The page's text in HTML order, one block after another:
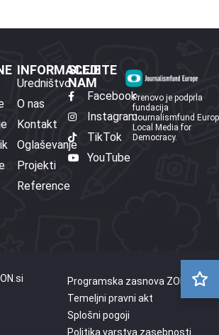
INFORMACIJE
Uredništvo
O nas
Kontakt
Oglaševanje
Projekti
Reference
SLEDITE
NAM
Facebook
Instagram
TikTok
YouTube
Prenovo je podprla
fundacija
Journalismfund
Local Media for
Democracy.
Programska zasnova ZON
Temeljni pravni akt
Splošni pogoji
Politika varstva zasebnosti